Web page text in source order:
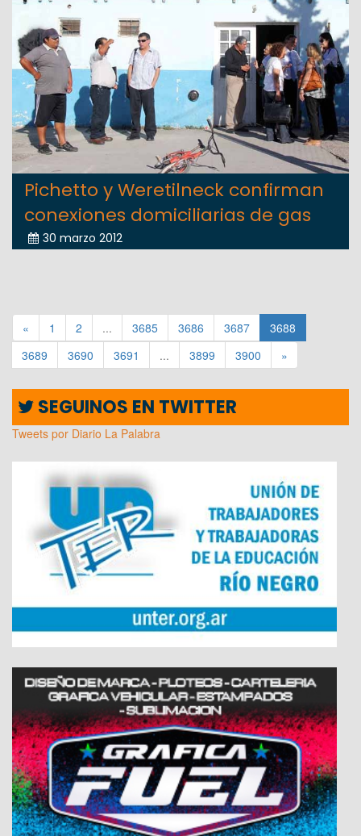
Pichetto y Weretilneck confirman
conexiones domiciliarias de gas
30 marzo 2012
« 1 2 ... 3685 3686 3687
3688
3689
3690 3691 ... 3899 3900 »
SEGUINOS EN TWITTER
Tweets por Diario La Palabra